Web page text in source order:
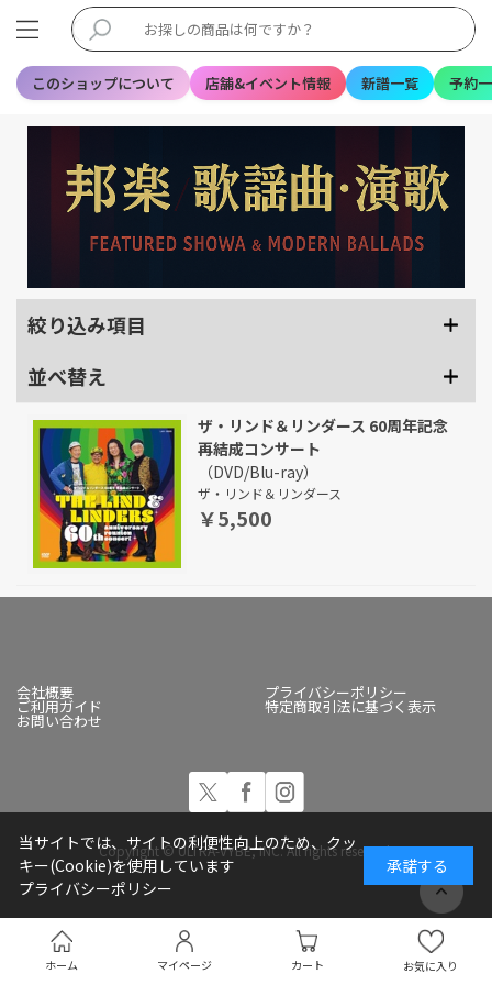
このショップについて 店舗&イベント情報 新譜一覧 予約
ホーム マイページ カート お気に入り
絞り込み項目
並べ替え
ザ・リンド＆リンダース 60周年記念
再結成コンサート
（DVD/Blu-ray）
ザ・リンド＆リンダース
￥5,500
会社概要 プライバシーポリシー
ご利用ガイド 特定商取引法に基づく表示
お問い合わせ
Copyright © ULTRA-VYBE, INC. All rights reserved.
当サイトでは、サイトの利便性向上のため、クッ
キー(Cookie)を使用しています
プライバシーポリシー
承諾する